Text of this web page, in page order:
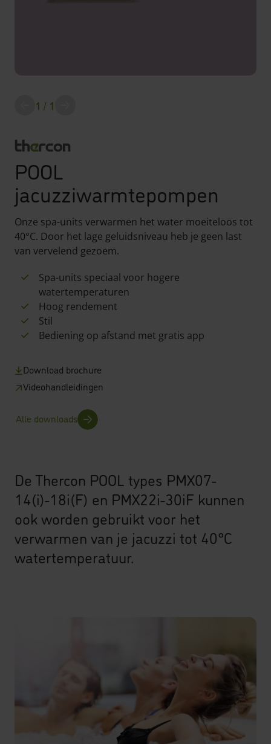
screenreader.slider previous
1 / 1
POOL
jacuzziwarmtepompen
Onze spa-units verwarmen het water moeiteloos tot
40°C. Door het lage geluidsniveau heb je geen last
van vervelend gezoem.
Spa-units speciaal voor hogere
watertemperaturen
Hoog rendement
Stil
Bediening op afstand met gratis app
Download brochure
Videohandleidingen
Alle downloads
De Thercon POOL types PMX07-
14(i)-18i(F) en PMX22i-30iF kunnen
ook worden gebruikt voor het
verwarmen van je jacuzzi tot 40°C
watertemperatuur.